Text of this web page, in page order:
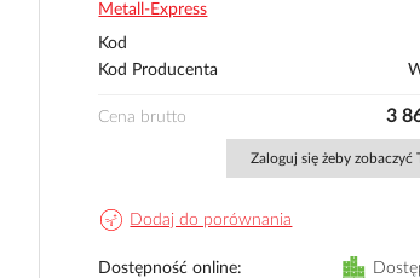
Metall-Express
Kod
Kod Producenta
Cena brutto 3
Zaloguj się żeby zobaczyć
Dodaj do porównania
Dostępność online